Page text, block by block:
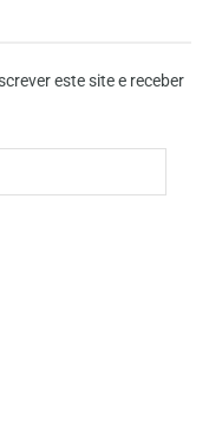
este site e receber